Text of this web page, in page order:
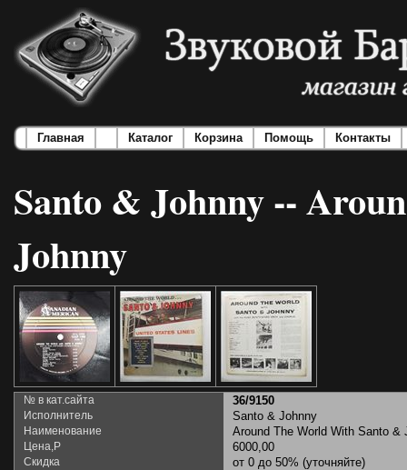
Главная Каталог Корзина Помощь Контакты
Santo & Johnny --
Johnny
№ в кат.сайта 36/9150
Исполнитель Santo & Johnny
Наименование Around The World With Santo &
Цена,Р 6000,00
Скидка от 0 до 50% (уточняйте)